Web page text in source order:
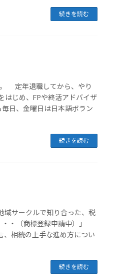
続きを読む
定年退職してから、やり
はじめ、FPや終活アドバイザ
日、金曜日は日本語ボラン
続きを読む
サークルで知り合った、税
・（商標登録申請中）」
、相続の上手な進め方につい
続きを読む